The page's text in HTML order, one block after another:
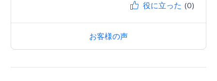
役に立った (0)
お客様の声